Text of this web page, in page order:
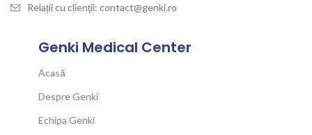
Relații cu clienții: contact@genki.ro
Genki Medical Center
Acasă
Despre Genki
Echipa Genki